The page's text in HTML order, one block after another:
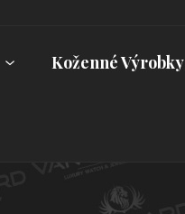
Koženné Výrobky